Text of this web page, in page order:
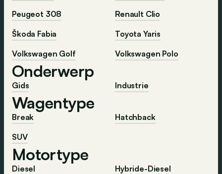
Peugeot 308
Renault Clio
Škoda Fabia
Toyota Yaris
Volkswagen Golf
Volkswagen Polo
Onderwerp
Gids Industrie
Wagentype
Break
Hatchback
SUV
Motortype
Diesel Hybride-Diesel